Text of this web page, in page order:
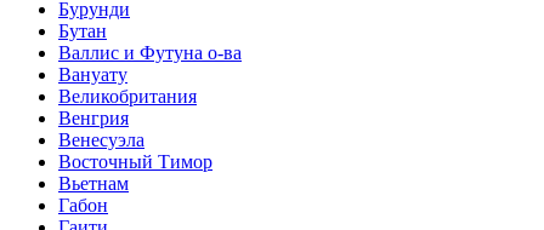
Бурунди
Бутан
Валлис и Футуна о-ва
Вануату
Великобритания
Венгрия
Венесуэла
Восточный Тимор
Вьетнам
Габон